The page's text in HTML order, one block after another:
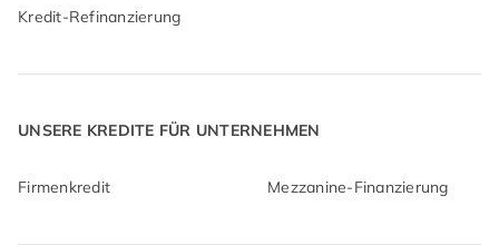
Kredit-Refinanzierung
UNSERE KREDITE FÜR UNTERNEHMEN
Firmenkredit Mezzanine-Finanzierung